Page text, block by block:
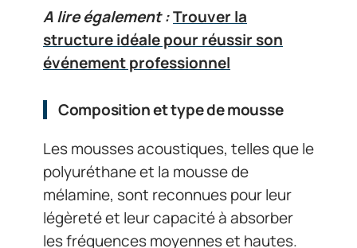
A lire également :Trouver la
structure idéale pour réussir son
événement professionnel
Composition et type de mousse
Les mousses acoustiques, telles que le
polyuréthane et la mousse de
mélamine, sont reconnues pour leur
légèreté et leur capacité à absorber
les fréquences moyennes et hautes.